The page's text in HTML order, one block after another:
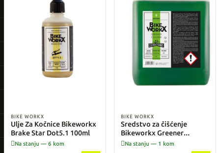
BIKE WORKX
Ulje Za Kočnice Bikeworkx
Brake Star Dot5.1 100ml
Na stanju — 6 kom
BIKE WORKX
Sredstvo za čišćenje
Bikeworkx Greener
Cleaner 5L
Na stanju — 1 kom